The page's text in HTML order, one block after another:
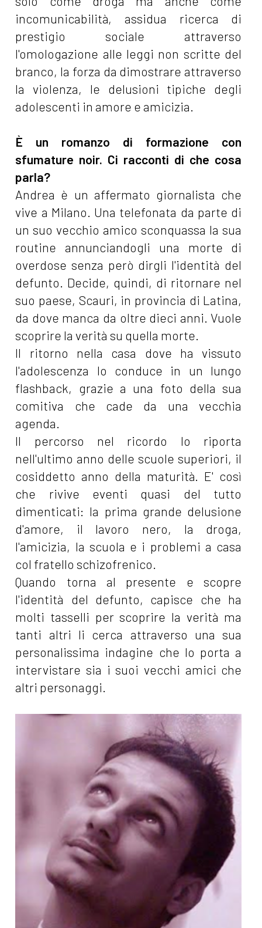
incomunicabilità, assidua ricerca di
prestigio sociale attraverso
l'omologazione alle leggi non scritte del
branco, la forza da dimostrare attraverso
la violenza, le delusioni tipiche degli
adolescenti in amore e amicizia.
È un romanzo di formazione con
sfumature noir. Ci racconti di che cosa
parla?
Andrea è un affermato giornalista che
vive a Milano. Una telefonata da parte di
un suo vecchio amico sconquassa la sua
routine annunciandogli una morte di
overdose senza però dirgli l'identità del
defunto. Decide, quindi, di ritornare nel
suo paese, Scauri, in provincia di Latina,
da dove manca da oltre dieci anni. Vuole
scoprire la verità su quella morte.
Il ritorno nella casa dove ha vissuto
l'adolescenza lo conduce in un lungo
flashback, grazie a una foto della sua
comitiva che cade da una vecchia
agenda.
Il percorso nel ricordo lo riporta
nell'ultimo anno delle scuole superiori, il
cosiddetto anno della maturità. E' così
che rivive eventi quasi del tutto
dimenticati: la prima grande delusione
d'amore, il lavoro nero, la droga,
l'amicizia, la scuola e i problemi a casa
col fratello schizofrenico.
Quando torna al presente e scopre
l'identità del defunto, capisce che ha
molti tasselli per scoprire la verità ma
tanti altri li cerca attraverso una sua
personalissima indagine che lo porta a
intervistare sia i suoi vecchi amici che
altri personaggi.